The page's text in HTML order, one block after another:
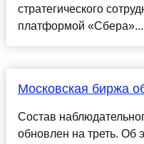
стратегического
платформой
Московская биржа
Состав
обновлен на треть. Об